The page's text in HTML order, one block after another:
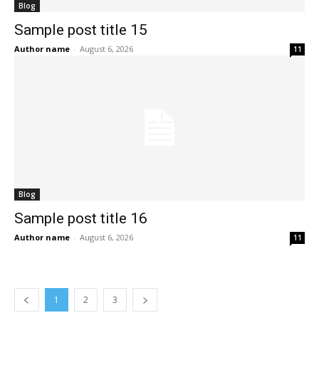
Blog
Sample post title 15
Author name - August 6, 2026 11
Blog
Sample post title 16
Author name - August 6, 2026 11
1 2 3